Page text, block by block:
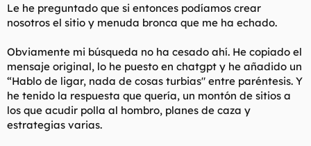
Le he preguntado que si entonces podíamos crear
nosotros el sitio y menuda bronca que me ha echado.
Obviamente mi búsqueda no ha cesado ahí. He copiado el
mensaje original, lo he puesto en chatgpt y he añadido un
“Hablo de ligar, nada de cosas turbias" entre paréntesis. Y
he tenido la respuesta que quería, un montón de sitios a
los que acudir polla al hombro, planes de caza y
estrategias varias.